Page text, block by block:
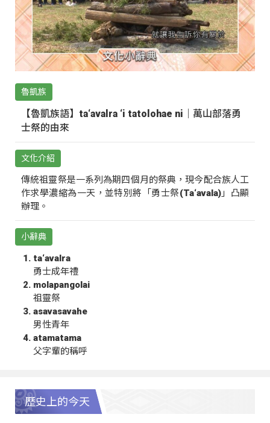
魯凱族
【魯凱族語】ta‘avalra ‘i tatolohae ni｜萬山部落勇
士祭的由來
文化介紹
傳統祖靈祭是一系列為期四個月的祭典，現今配合族人工
作求學濃縮為一天，並特別將「勇士祭(Ta‘avala)」凸顯
辦理。
小辭典
ta‘avalra
勇士成年禮
molapangolai
祖靈祭
asavasavahe
男性青年
atamatama
父字輩的稱呼
歷史上的今天